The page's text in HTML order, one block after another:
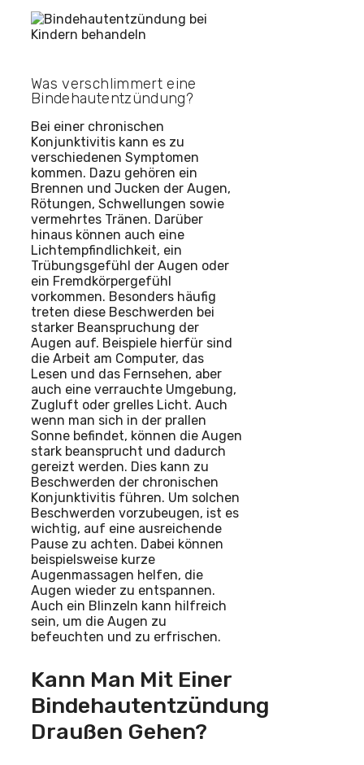
Was verschlimmert eine
Bindehautentzündung?
Bei einer chronischen
Konjunktivitis kann es zu
verschiedenen Symptomen
kommen. Dazu gehören ein
Brennen und Jucken der Augen,
Rötungen, Schwellungen sowie
vermehrtes Tränen. Darüber
hinaus können auch eine
Lichtempfindlichkeit, ein
Trübungsgefühl der Augen oder
ein Fremdkörpergefühl
vorkommen. Besonders häufig
treten diese Beschwerden bei
starker Beanspruchung der
Augen auf. Beispiele hierfür sind
die Arbeit am Computer, das
Lesen und das Fernsehen, aber
auch eine verrauchte Umgebung,
Zugluft oder grelles Licht. Auch
wenn man sich in der prallen
Sonne befindet, können die Augen
stark beansprucht und dadurch
gereizt werden. Dies kann zu
Beschwerden der chronischen
Konjunktivitis führen. Um solchen
Beschwerden vorzubeugen, ist es
wichtig, auf eine ausreichende
Pause zu achten. Dabei können
beispielsweise kurze
Augenmassagen helfen, die
Augen wieder zu entspannen.
Auch ein Blinzeln kann hilfreich
sein, um die Augen zu
befeuchten und zu erfrischen.
Kann Man Mit Einer
Bindehautentzündung
Draußen Gehen?